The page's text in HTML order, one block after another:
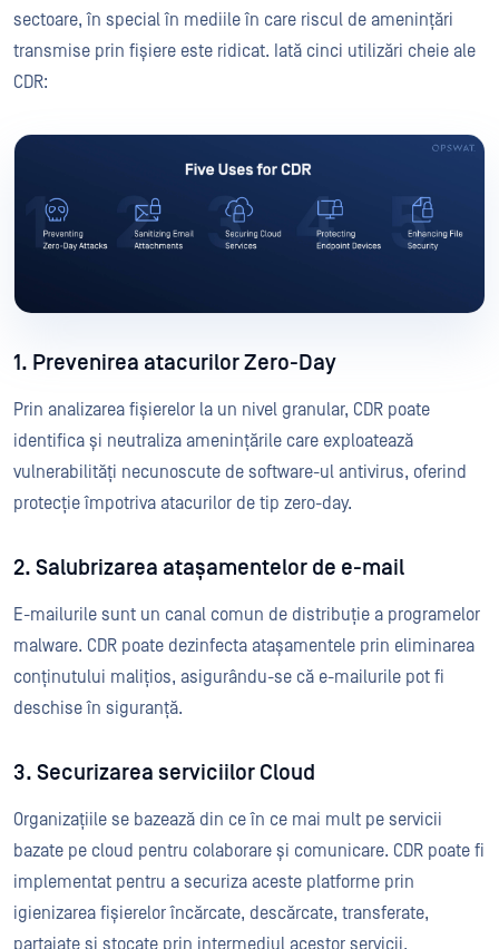
sectoare, în special în mediile în care riscul de amenințări
transmise prin fișiere este ridicat. Iată cinci utilizări cheie ale
CDR:
1. Prevenirea atacurilor Zero-Day
Prin analizarea fișierelor la un nivel granular, CDR poate
identifica și neutraliza amenințările care exploatează
vulnerabilități necunoscute de software-ul antivirus, oferind
protecție împotriva atacurilor de tip zero-day.
2. Salubrizarea atașamentelor de e-mail
E-mailurile sunt un canal comun de distribuție a programelor
malware. CDR poate dezinfecta atașamentele prin eliminarea
conținutului malițios, asigurându-se că e-mailurile pot fi
deschise în siguranță.
3. Securizarea serviciilor Cloud
Organizațiile se bazează din ce în ce mai mult pe servicii
bazate pe cloud pentru colaborare și comunicare. CDR poate fi
implementat pentru a securiza aceste platforme prin
igienizarea fișierelor încărcate, descărcate, transferate,
partajate și stocate prin intermediul acestor servicii.